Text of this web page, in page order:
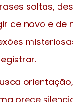
soltas,
de novo e de
prece